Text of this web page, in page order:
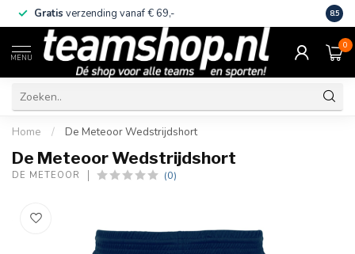
Gratis verzending vanaf € 69,- Eigen
8.5
MENU
0
Home / De Meteoor Wedstrijdshort
De Meteoor Wedstrijdshort
DE METEOOR (0)